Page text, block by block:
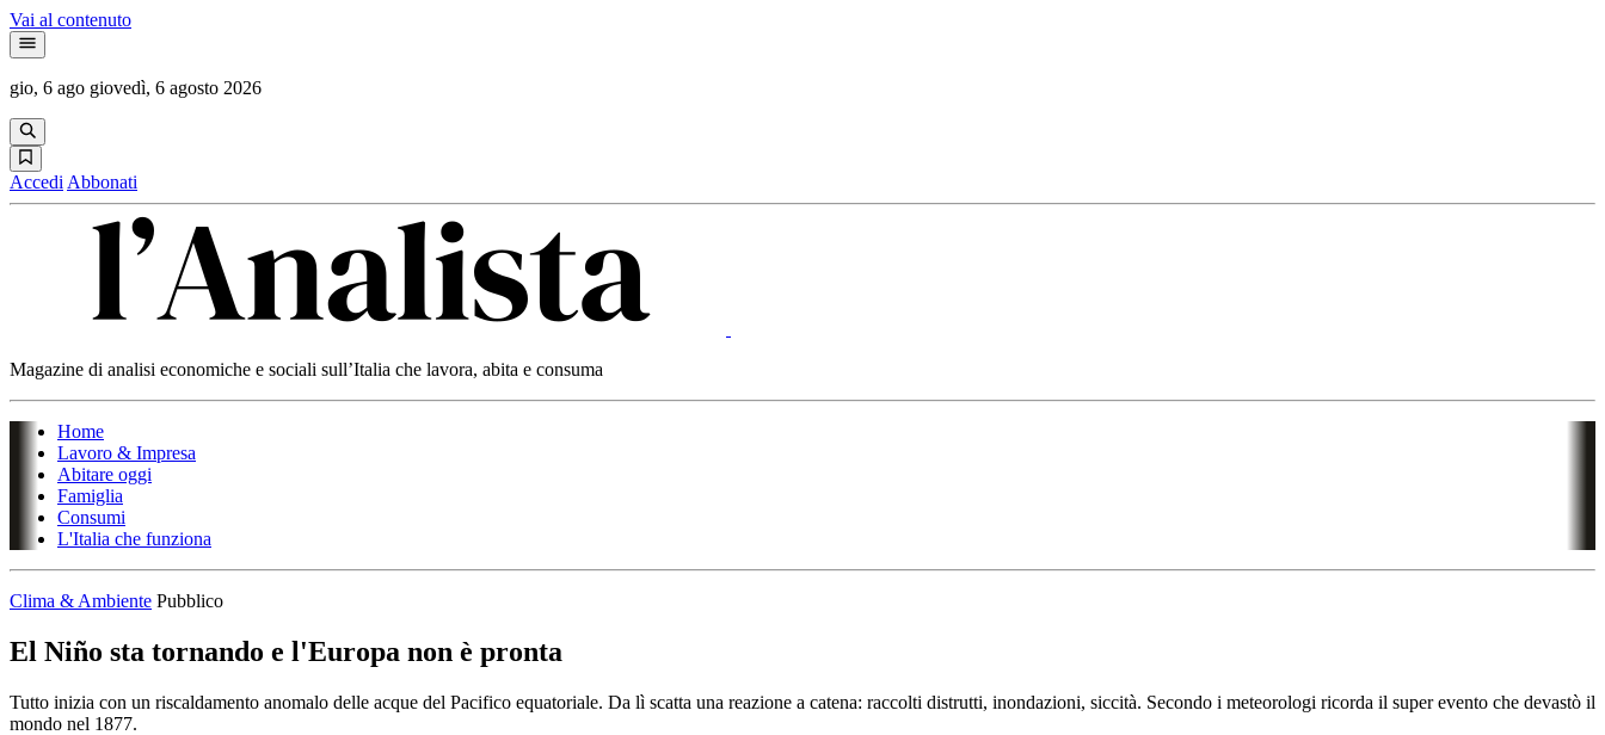
Vai al contenuto
gio, 6 ago giovedì, 6 agosto 2026
Accedi Abbonati
Magazine di analisi economiche e sociali sull’Italia che lavora, abita e consuma
Home
Lavoro & Impresa
Abitare oggi
Famiglia
Consumi
L'Italia che funziona
Clima & Ambiente Pubblico
El Niño sta tornando e l'Europa non è pronta
Tutto inizia con un riscaldamento anomalo delle acque del Pacifico equatoriale. Da lì scatta una reazione a catena: raccolti distrutti, inondazioni, siccità. Secondo i meteorologi ricorda il super evento che devastò il
mondo nel 1877.